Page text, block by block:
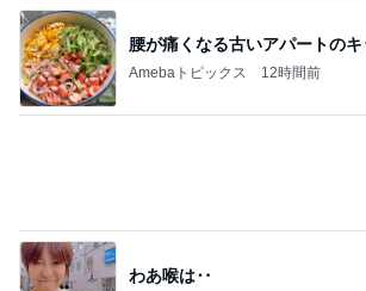
腰が痛くなる古いアパートの
Amebaトピックス 12時間前
わあ喉は‥